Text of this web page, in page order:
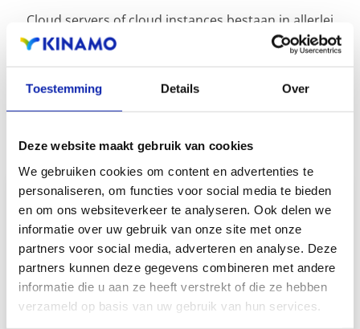
Toestemming Details Over
Deze website maakt gebruik van cookies
We gebruiken cookies om content en advertenties te
personaliseren, om functies voor social media te bieden
en om ons websiteverkeer te analyseren. Ook delen we
informatie over uw gebruik van onze site met onze
partners voor social media, adverteren en analyse. Deze
partners kunnen deze gegevens combineren met andere
informatie die u aan ze heeft verstrekt of die ze hebben
verzameld op basis van uw gebruik van hun services.
Cloud servers of cloud instances bestaan in allerlei
vormen en kunnen benut worden voor eender welk
soort software.
Onder enkele van de vele cloud server configuraties
Webservers
Zonder meer is een webserver een
basisconfiguratie binnen een web
ecosysteem. Van klassieke Linux Apache en